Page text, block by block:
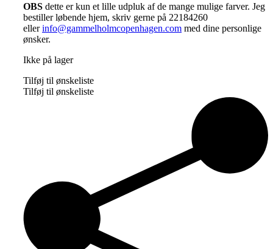
OBS dette er kun et lille udpluk af de mange mulige farver. Jeg
bestiller løbende hjem, skriv gerne på 22184260
ellerinfo@gammelholmcopenhagen.com med dine personlige
ønsker.
Ikke på lager
Tilføj til ønskeliste
Tilføj til ønskeliste